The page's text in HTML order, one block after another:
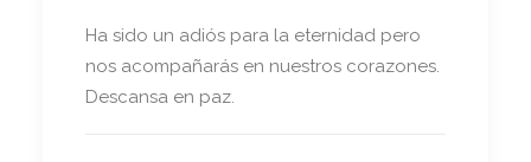
Ha sido un adiós para la eternidad pero
nos acompañarás en nuestros corazones.
Descansa en paz.